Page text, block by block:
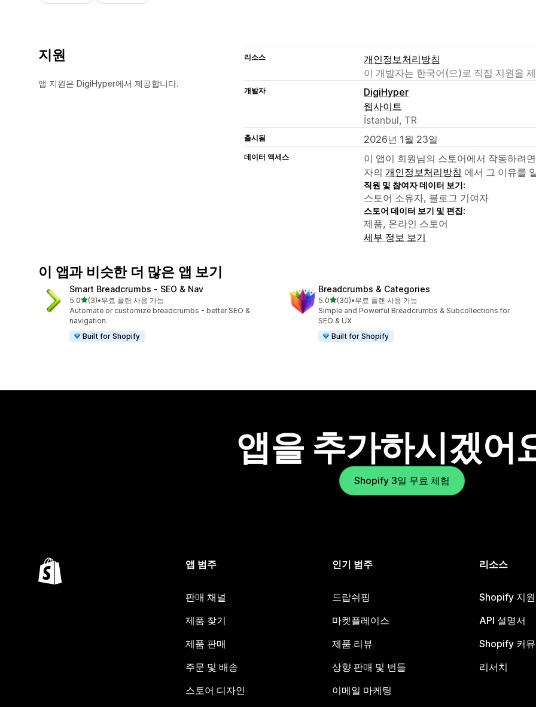
지원
앱 지원은 DigiHyper에서 제공합니다.
리소스
개인정보처리방침
이 개발자는 한국어(으)로 직접 지원을
개발자
DigiHyper
웹사이트
İstanbul, TR
출시됨 2026년 1월 23일
데이터 액세스
이 앱이 회원님의 스토어에서 작동하려
자의 개인정보처리방침 에서 그 이유를
직원 및 참여자 데이터 보기:
스토어 소유자, 블로그 기여자
스토어 데이터 보기 및 편집:
제품, 온라인 스토어
세부 정보 보기
이 앱과 비슷한 더 많은 앱 보기
Smart Breadcrumbs ‑ SEO & Nav
5.0별 5개 중
(3)
총 리뷰 3개
•무료 플랜 사용 가능
Automate or customize breadcrumbs - better SEO &
navigation.
Built for Shopify
Breadcrumbs & Categories
5.0별 5개 중
(30)
총 리뷰 30개
•무료 플랜 사용 가능
Simple and Powerful Breadcrumbs & Subcollections for
SEO & UX
Built for Shopify
앱을 추가하시겠어
Shopify 3일 무료 체험
앱 범주
판매 채널
제품 찾기
제품 판매
주문 및 배송
스토어 디자인
인기 범주
드랍쉬핑
마켓플레이스
제품 리뷰
상향 판매 및 번들
이메일 마케팅
리소스
Shopify 지원
API 설명서
Shopify 커
리서치